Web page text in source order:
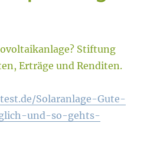
Stiftung
Erträge und Renditen.
Solaranlage-Gute-
und-so-gehts-